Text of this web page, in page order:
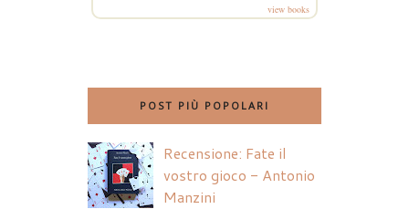
view books
POST PIÙ POPOLARI
Recensione: Fate il
vostro gioco - Antonio
Manzini